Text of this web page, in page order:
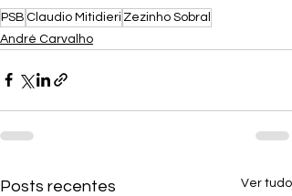
PSB Claudio Mitidieri Zezinho Sobral
André Carvalho
Posts recentes Ver tudo